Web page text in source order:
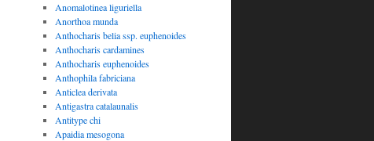
Anomalotinea liguriella
Anorthoa munda
Anthocharis belia ssp. euphenoides
Anthocharis cardamines
Anthocharis euphenoides
Anthophila fabriciana
Anticlea derivata
Antigastra catalaunalis
Antitype chi
Apaidia mesogona